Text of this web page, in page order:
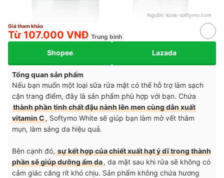
Nguồn: kose-softymo.com
Giá tham khảo
Từ 107.000 VNĐ Trung bình
Shopee Lazada
Tổng quan sản phẩm
Nếu bạn muốn một loại sữa rửa mặt có thể hỗ trợ làm sạch
cặn trang điểm, đây là sản phẩm phù hợp với bạn. Chứa
thành phần tinh chất đậu nành lên men cùng dẫn xuất
vitamin C, Softymo White sẽ giúp bạn làm mờ vết thâm
mụn, làm sáng da hiệu quả.
Bên cạnh đó,sự kết hợp của chiết xuất hạt ý dĩ trong thành
phần sẽ giúp dưỡng ẩm da, da mặt sau khi rửa sẽ không có
cảm giác căng rít khó chịu. Sản phẩm không chứa hương